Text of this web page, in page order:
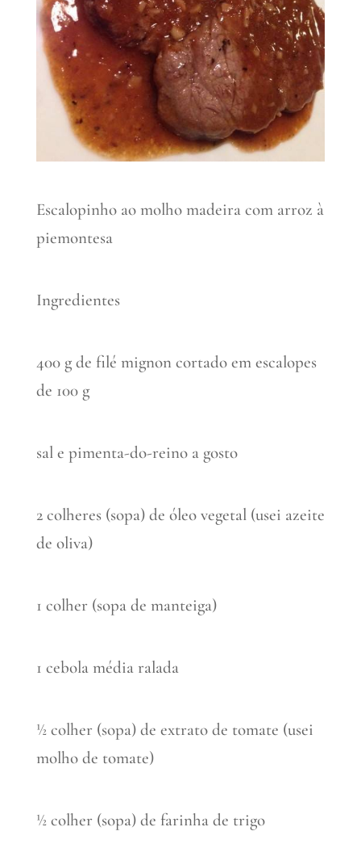
Escalopinho ao molho madeira com arroz à
piemontesa
Ingredientes
400 g de filé mignon cortado em escalopes
de 100 g
sal e pimenta-do-reino a gosto
2 colheres (sopa) de óleo vegetal (usei azeite
de oliva)
1 colher (sopa de manteiga)
1 cebola média ralada
½ colher (sopa) de extrato de tomate (usei
molho de tomate)
½ colher (sopa) de farinha de trigo